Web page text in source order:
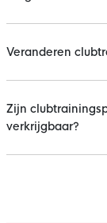
Veranderen
Zijn
verkrijgbaar?